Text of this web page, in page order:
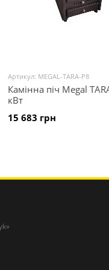
Артикул: MEGAL-TARA-P8
Камінна піч Megal
кВт
15 683 грн